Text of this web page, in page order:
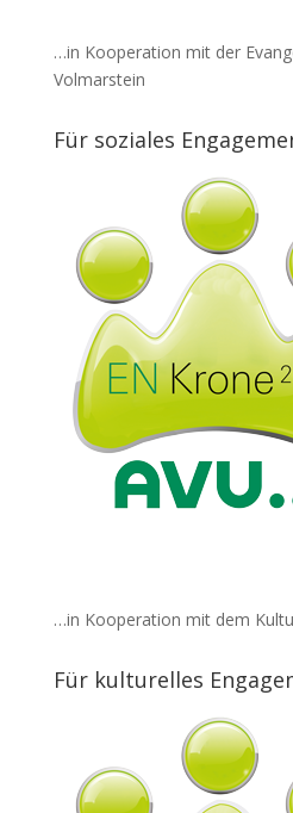
…in Kooperation mit der
Volmarstein
Für soziales
…in Kooperation mit dem
Für kulturelles